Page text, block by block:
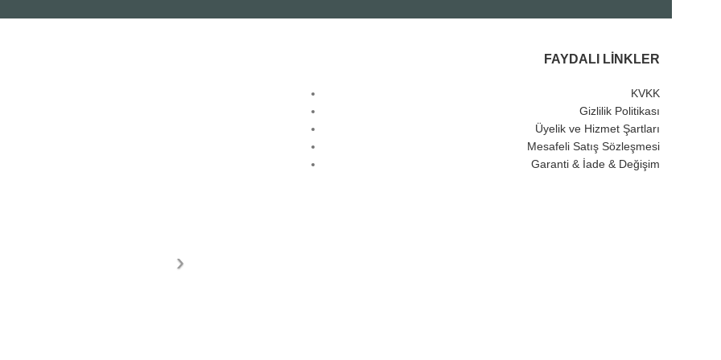
FAYDALI LINKLER
KVKK
Gizlilik Politikası
Üyelik ve Hizmet Şartları
Mesafeli Satış Sözleşmesi
Garanti & İade & Değişim